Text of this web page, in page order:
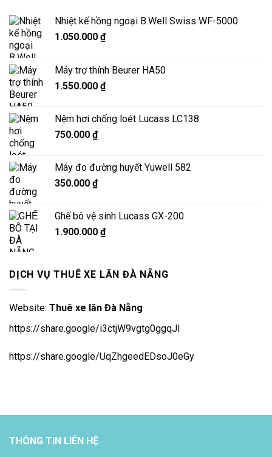
Nhiệt kế hồng ngoại B.Well Swiss WF-5000
1.050.000 ₫
Máy trợ thính Beurer HA50
1.550.000 ₫
Nệm hơi chống loét Lucass LC138
750.000 ₫
Máy đo đường huyết Yuwell 582
350.000 ₫
Ghế bô vệ sinh Lucass GX-200
1.900.000 ₫
DỊCH VỤ THUÊ XE LĂN ĐÀ NẴNG
Website: Thuê xe lăn Đà Nẵng
https://share.google/i3ctjW9vgtg0ggqJl
https://share.google/UqZhgeedEDsoJ0eGy
THÔNG TIN LIÊN HỆ